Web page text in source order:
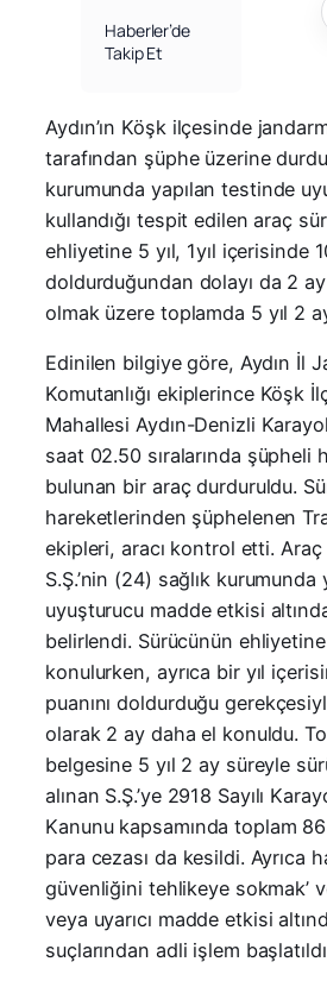
Haberler’de
Takip Et
Aydın’ın Köşk ilçesinde
tarafından şüphe üzerine
kurumunda yapılan testinde
kullandığı tespit edilen araç
ehliyetine 5 yıl, 1yıl içerisinde
doldurduğundan dolayı da 2
olmak üzere toplamda 5 yıl 2
Edinilen bilgiye göre, Aydın İl
Komutanlığı ekiplerince Köşk
Mahallesi Aydın-Denizli
saat 02.50 sıralarında şüpheli
bulunan bir araç durduruldu.
hareketlerinden şüphelenen
ekipleri, aracı kontrol etti.
S.Ş.’nin (24) sağlık
uyuşturucu madde etkisi
belirlendi. Sürücünün
konulurken, ayrıca bir yıl
puanını doldurduğu
olarak 2 ay daha el konuldu.
belgesine 5 yıl 2 ay süreyle
alınan S.Ş.’ye 2918 Sayılı
Kanunu kapsamında toplam
para cezası da kesildi. Ayrıca
güvenliğini tehlikeye sokmak’
veya uyarıcı madde etkisi
suçlarından adli işlem